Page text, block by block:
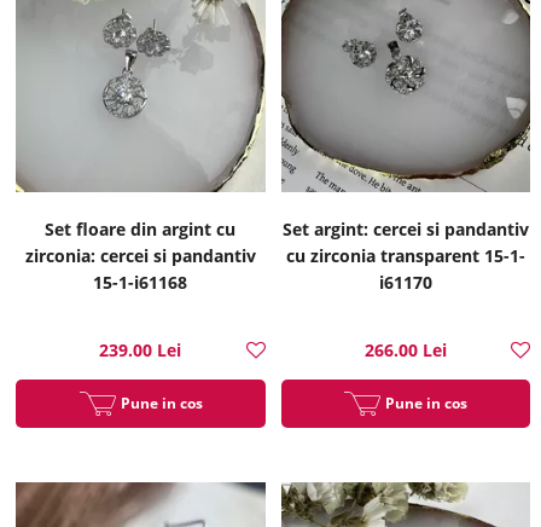
Set floare din argint cu
zirconia: cercei si pandantiv
15-1-i61168
239.00 Lei
Pune in cos
Set argint: cercei si pandantiv
cu zirconia transparent 15-1-
i61170
266.00 Lei
Pune in cos